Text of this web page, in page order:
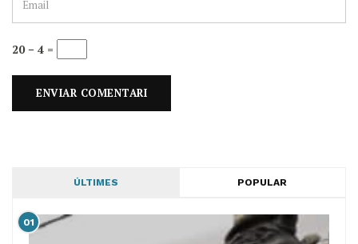
20 − 4 =
ÚLTIMES POPULAR
01